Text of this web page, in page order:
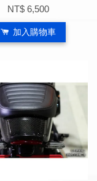
NT$ 6,500
加入購物車